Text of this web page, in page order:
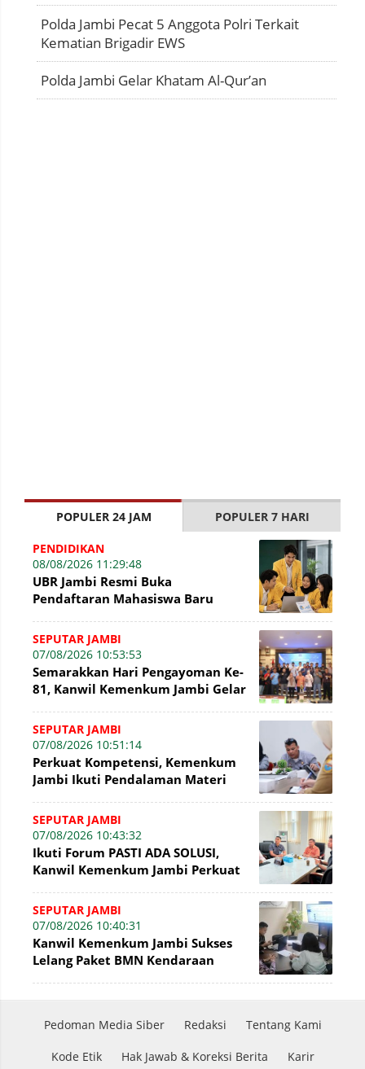
Polda Jambi Pecat 5 Anggota Polri Terkait
Kematian Brigadir EWS
Polda Jambi Gelar Khatam Al-Qur’an
POPULER 24 JAM POPULER 7 HARI
PENDIDIKAN
08/08/2026 11:29:48
UBR Jambi Resmi Buka
Pendaftaran Mahasiswa Baru
2026
SEPUTAR JAMBI
07/08/2026 10:53:53
Semarakkan Hari Pengayoman Ke-
81, Kanwil Kemenkum Jambi Gelar
SEPUTAR JAMBI
07/08/2026 10:51:14
Perkuat Kompetensi, Kemenkum
Jambi Ikuti Pendalaman Materi
Perundang-undangan
SEPUTAR JAMBI
07/08/2026 10:43:32
Ikuti Forum PASTI ADA SOLUSI,
Kanwil Kemenkum Jambi Perkuat
SEPUTAR JAMBI
07/08/2026 10:40:31
Kanwil Kemenkum Jambi Sukses
Lelang Paket BMN Kendaraan
Pedoman Media Siber Redaksi Tentang Kami
Kode Etik Hak Jawab & Koreksi Berita Karir